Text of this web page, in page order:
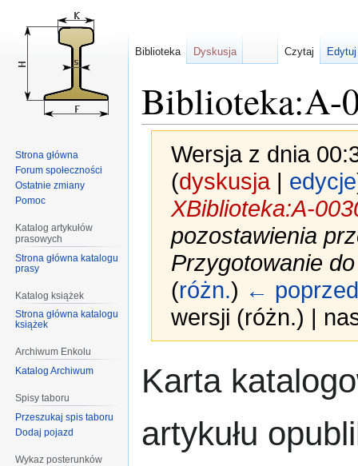
Biblioteka:A-
Wersja z dnia
(dyskusja| edycje
XBiblioteka:A-
pozostawienia
Przygotowanie
(różn.) ←
wersji (różn.) |
do
do
Karta
artykułu
Biblioteka Dyskusja Czytaj
Strona główna
Forum społeczności
Ostatnie zmiany
Pomoc
Katalog artykułów
prasowych
Strona główna katalogu
prasy
Katalog książek
Strona główna katalogu
książek
Archiwum Enkolu
Katalog Archiwum
Spisy taboru
Przeszukaj spis taboru
Dodaj pojazd
Wykaz posterunków